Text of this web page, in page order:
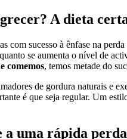
A dieta
com sucesso à ênfase na
se aumenta o nível de
comemos, temos metade do
de gordura naturais e
é que seja regular. Um
a uma rápida